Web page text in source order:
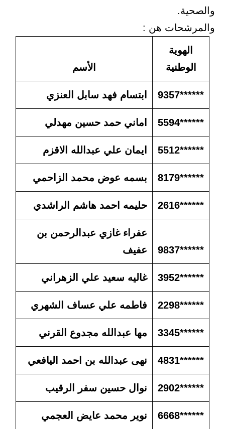
والصحية.
والمرشحات هن :
الهوية
الوطنية
الأسم
******9357 ابتسام فهد سابل العنزي
******5594 اماني حمد حسين مهدلي
******5512 ايمان علي عبدالله الاقزم
******8179 بسمه عوض محمد الزاحمي
******2616 حليمه احمد هاشم الراشدي
******9837
عفراء غازي عبدالرحمن بن
عفيف
******3952 غاليه سعيد علي الزهراني
******2298 فاطمه علي عساف الشهري
******3345 مها عبدالله مجدوع القرني
******4831 نهى عبدالله بن احمد اليافعي
******2902 نوال حسين سفر الرقيب
******6668 نوير محمد عايض العجمي